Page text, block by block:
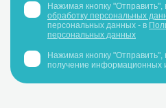
Нажимая кнопку "Отправить",
обработку персональных
персональных данных - в
персональных данных
Нажимая кнопку "Отправить",
получение информационных